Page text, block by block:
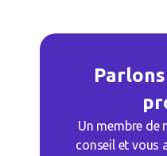
Un membre de
conseil et vous